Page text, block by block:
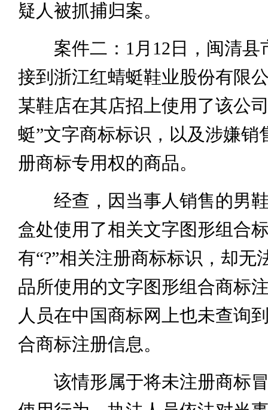
疑人被抓捕归案。
案件二：1月12日，闽清县
接到浙江红蜻蜓鞋业股份有限
某鞋店在其店招上使用了该公
蜓”文字商标标识，以及涉嫌销
册商标专用权的商品。
经查，因当事人销售的男鞋
盒处使用了相关文字图形组合
有“?”相关注册商标标识，却无
品所使用的文字图形组合商标
人员在中国商标网上也未查询
合商标注册信息。
该情形属于将未注册商标冒